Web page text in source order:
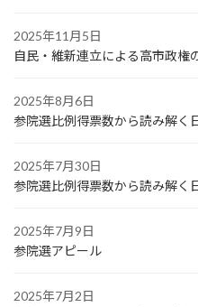
2025年11月5日
自民・維新連立による高市政権
2025年8月6日
参院選比例得票数から読み解く
2025年7月30日
参院選比例得票数から読み解く
2025年7月9日
参院選アピール
2025年7月2日